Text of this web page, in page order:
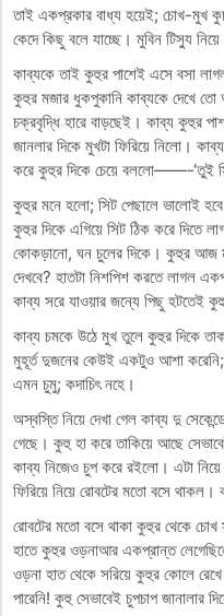
তাই একপ্রকার বাধ্য হয়েই; চোখ-মুখ
কেদে কিছু বলে যাচ্ছে। মুবিন টিস‍্যু
কাব্যকে তাই কুহুর পাশেই এসে বসা
কুহুর মজার ধুকপুকানি কাব্যকে দেখে
চক্রবৃদ্ধি হারে বাড়ছেই। কাব্য কুহুর
জানলার দিকে মুখটা ফিরিয়ে নিলো।
করে কুহুর দিকে চেয়ে বললো——-‘তুই
কুহুর মনে হলো; সিট পেছালে ভালোই
কুহুর দিকে এগিয়ে সিট ঠিক করে দিতে
কোকড়ানো, ঘন চুলের দিকে। কুহুর আজ
দেখবে? হাতটা নিশপিশ করতে লাগল
কাব্য সরে যাওয়ার জন্যে পিছু হটতেই
কাব্য চমকে উঠে মুখ তুলে কুহুর দিকে
মুহূর্ত দুজনের কেউই একটুও আশা
এমন চুমু; কদাচিৎ নহে।
অস্বস্তি নিয়ে দেখা গেল কাব্য দু
গেছে। কুহু হা করে তাকিয়ে আছে
কাব্য নিজেও চুপ করে রইলো। এটা
ফিরিয়ে নিয়ে রোবটের মতো বসে
রোবটের মতো বসে থাকা কুহুর থেকে চোখ
হাতে কুহুর ওড়নাআর একপ্রান্ত
ওড়না হাত থেকে সরিয়ে কুহুর কোলে
পারেনি! কুহু সেভাবেই চুপচাপ জানালার